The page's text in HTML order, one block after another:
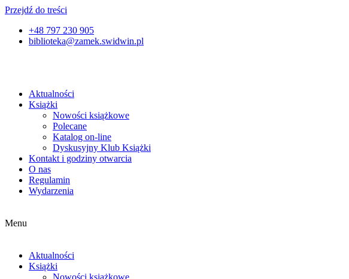
Przejdź do treści
+48 797 230 905
biblioteka@zamek.swidwin.pl
Aktualności
Książki
Nowości książkowe
Polecane
Katalog on-line
Dyskusyjny Klub Książki
Kontakt i godziny otwarcia
O nas
Regulamin
Wydarzenia
Menu
Aktualności
Książki
Nowości książkowe